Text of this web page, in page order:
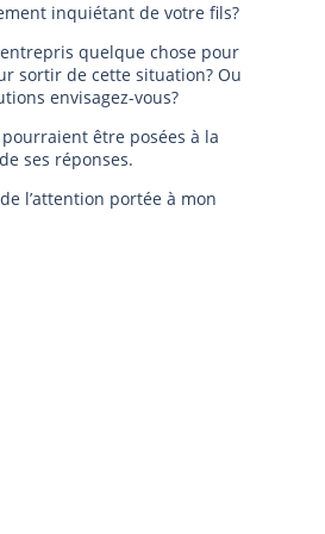
inquiétant de votre fils?
quelque chose pour
sortir de cette situation? Ou
envisagez-vous?
pourraient être posées à la
ses réponses.
l’attention portée à mon